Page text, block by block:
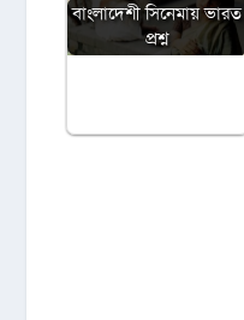
বাংলাদেশী সিনেমায় ভারত
প্রশ্ন